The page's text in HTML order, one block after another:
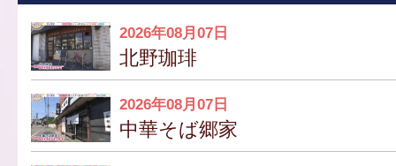
2026年08月07日
北野珈琲
2026年08月07日
中華そば郷家